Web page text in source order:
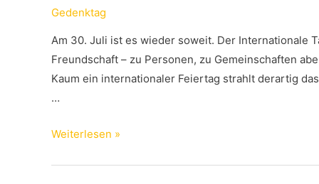
Gedenktag
Am 30. Juli ist es wieder soweit. Der Internationale
Freundschaft – zu Personen, zu Gemeinschaften
Kaum ein internationaler Feiertag strahlt derartig
…
Internationaler
Weiterlesen »